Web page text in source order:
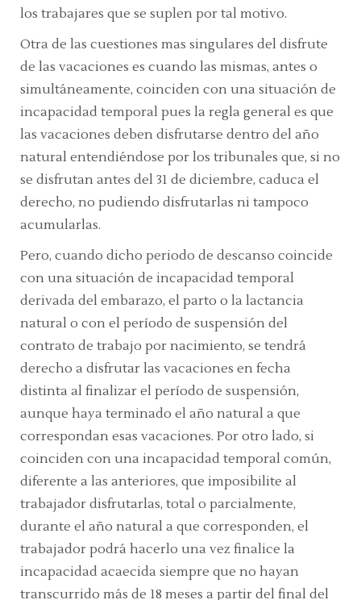
los trabajares que se suplen por tal motivo.
Otra de las cuestiones mas singulares del disfrute
de las vacaciones es cuando las mismas, antes o
simultáneamente, coinciden con una situación de
incapacidad temporal pues la regla general es que
las vacaciones deben disfrutarse dentro del año
natural entendiéndose por los tribunales que, si no
se disfrutan antes del 31 de diciembre, caduca el
derecho, no pudiendo disfrutarlas ni tampoco
acumularlas.
Pero, cuando dicho periodo de descanso coincide
con una situación de incapacidad temporal
derivada del embarazo, el parto o la lactancia
natural o con el período de suspensión del
contrato de trabajo por nacimiento, se tendrá
derecho a disfrutar las vacaciones en fecha
distinta al finalizar el período de suspensión,
aunque haya terminado el año natural a que
correspondan esas vacaciones. Por otro lado, si
coinciden con una incapacidad temporal común,
diferente a las anteriores, que imposibilite al
trabajador disfrutarlas, total o parcialmente,
durante el año natural a que corresponden, el
trabajador podrá hacerlo una vez finalice la
incapacidad acaecida siempre que no hayan
transcurrido más de 18 meses a partir del final del